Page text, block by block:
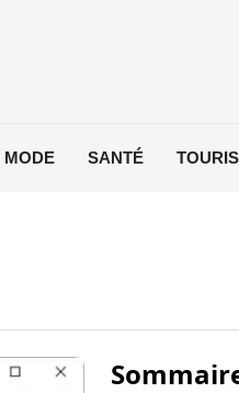
MODE SANTÉ